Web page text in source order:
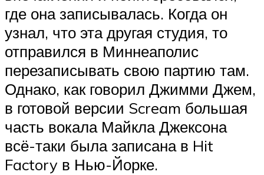
где она записывалась. Когда он
узнал, что эта другая студия, то
отправился в Миннеаполис
перезаписывать свою партию там.
Однако, как говорил Джимми Джем,
в готовой версии Scream большая
часть вокала Майкла Джексона
всё-таки была записана в Hit
Factory в Нью-Йорке.